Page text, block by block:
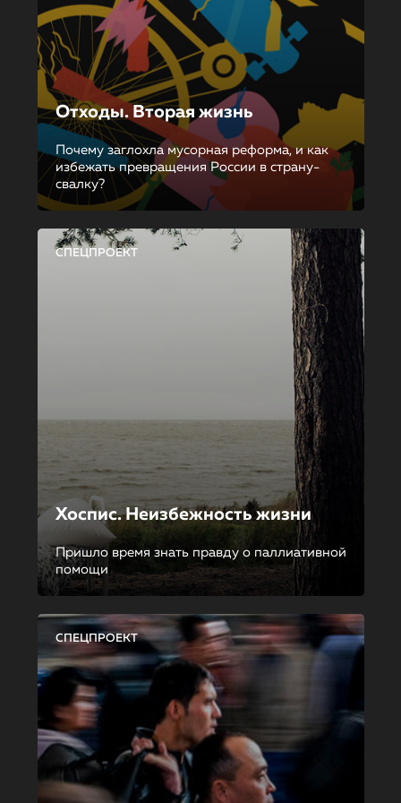
Отходы. Вторая жизнь
Почему заглохла мусорная реформа, и как
избежать превращения России в страну-
свалку?
СПЕЦПРОЕКТ
Хоспис. Неизбежность жизни
Пришло время знать правду о паллиативной
помощи
СПЕЦПРОЕКТ